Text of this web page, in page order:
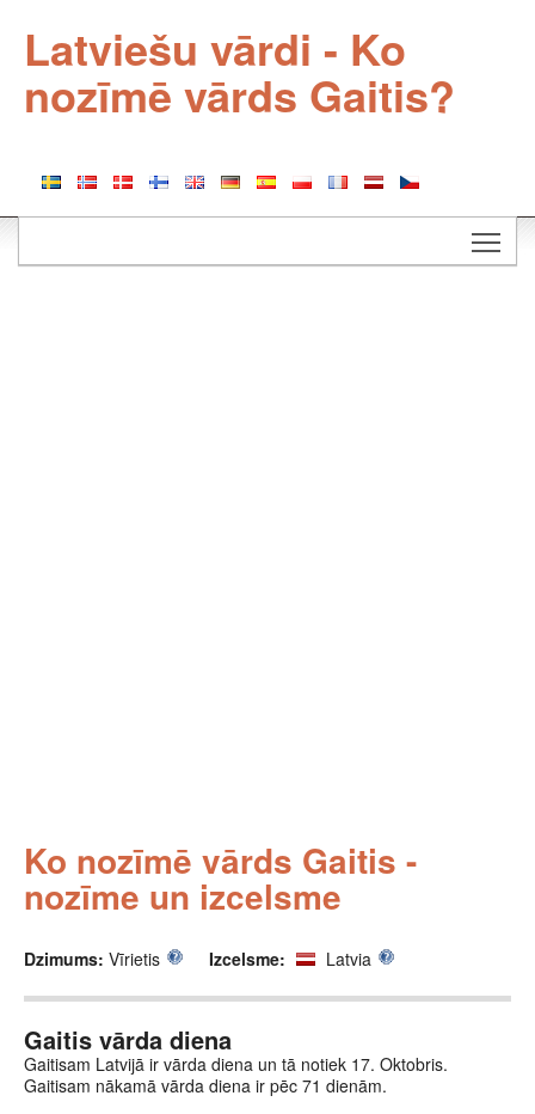
Latviešu vārdi - Ko
nozīmē vārds Gaitis?
Ko nozīmē vārds Gaitis -
nozīme un izcelsme
Dzimums: Vīrietis Izcelsme: Latvia
Gaitis vārda diena
Gaitisam Latvijā ir vārda diena un tā notiek 17. Oktobris.
Gaitisam nākamā vārda diena ir pēc 71 dienām.